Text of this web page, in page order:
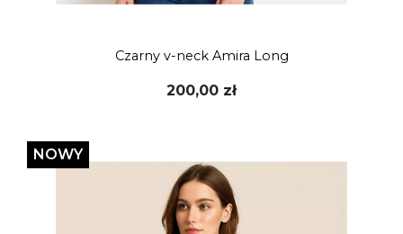
Czarny v-neck Amira Long
200,00 zł
NOWY